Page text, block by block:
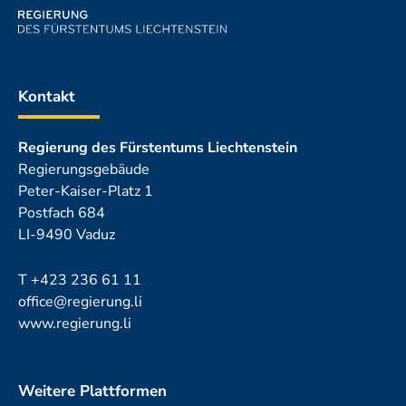
Kontakt
Regierung des Fürstentums Liechtenstein
Regierungsgebäude
Peter-Kaiser-Platz 1
Postfach 684
LI-9490 Vaduz
T+423 236 61 11
office@regierung.li
www.regierung.li
Weitere Plattformen